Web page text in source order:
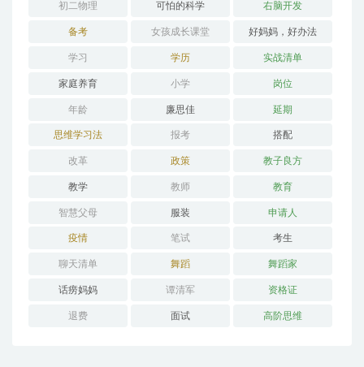
初二物理 可怕的科学 右脑开发
备考 女孩成长课堂 好妈妈，好办法
学习 学历 实战清单
家庭养育 小学 岗位
年龄 廉思佳 延期
思维学习法 报考 搭配
改革 政策 教子良方
教学 教师 教育
智慧父母 服装 申请人
疫情 笔试 考生
聊天清单 舞蹈 舞蹈家
话痨妈妈 谭清军 资格证
退费 面试 高阶思维